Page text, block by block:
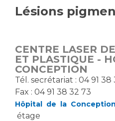
Tarifs
Vous allez être
Vous avez un examen
à réaliser
Vous avez une analyse à
Vous venez en consultation
myaphm, votre espace
Emploi / formation
Emplois administratifs
Emplois médicaux
Espace Formation
Étudiants hospitaliers
Emplois techniques et
Lésions
CENTRE LASER
ET PLASTIQUE -
CONCEPTION
Tél. secrétariat : 04 91 38
Fax : 04 91 38 32 73
Hôpital de la Conception
étage